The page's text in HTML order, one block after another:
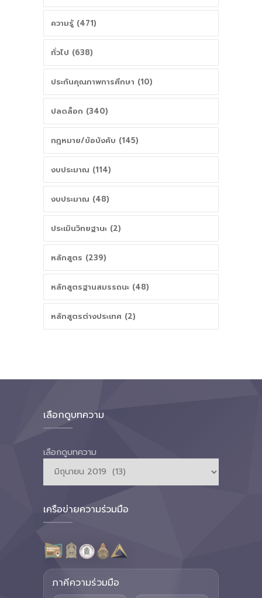
ความรู้ (471)
ทั่วไป (638)
ประกันคุณภาพการศึกษา (10)
ปลดล็อก (340)
กฎหมาย/ข้อบังคับ (145)
งบประมาณ (114)
งบประมาณ (48)
ประเมินวิทยฐานะ (2)
หลักสูตร (239)
หลักสูตรฐานสมรรถนะ (48)
หลักสูตรต่างประเทศ (2)
เลือกดูบทความ
เลือกดูบทความ
เครือข่ายความร่วมมือ
ภาคีความร่วมมือ